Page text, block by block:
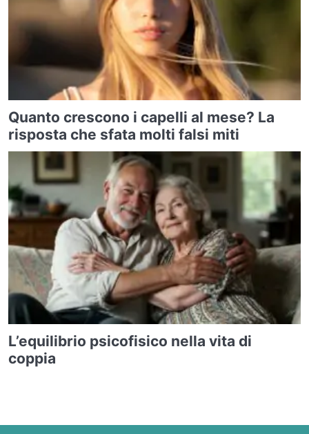
Quanto crescono i capelli al mese? La
risposta che sfata molti falsi miti
L’equilibrio psicofisico nella vita di
coppia